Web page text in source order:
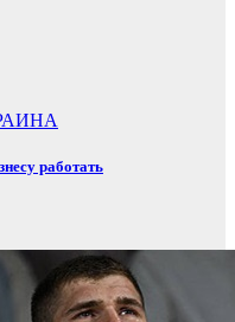
работать